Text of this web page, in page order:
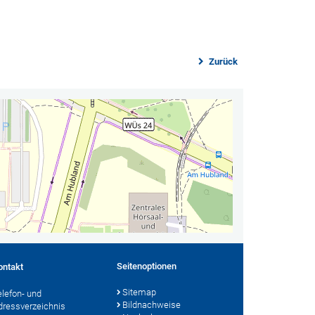
Zurück
und
Seitenoptionen
Sitemap
Bildnachweise